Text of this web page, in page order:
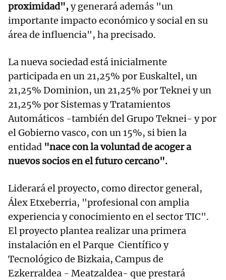
proximidad",y generará además "un
importante impacto económico y social en su
área de influencia", ha precisado.
La nueva sociedad está inicialmente
participada en un 21,25% por Euskaltel, un
21,25% Dominion, un 21,25% por Teknei y un
21,25% por Sistemas y Tratamientos
Automáticos -también del Grupo Teknei- y por
el Gobierno vasco, con un 15%, si bien la
entidad "nace con la voluntad de acoger a
nuevos socios en el futuro cercano".
Liderará el proyecto, como director general,
Álex Etxeberria, "profesional con amplia
experiencia y conocimiento en el sector TIC".
El proyecto plantea realizar una primera
instalación en el Parque Científico y
Tecnológico de Bizkaia, Campus de
Ezkerraldea - Meatzaldea- que prestará